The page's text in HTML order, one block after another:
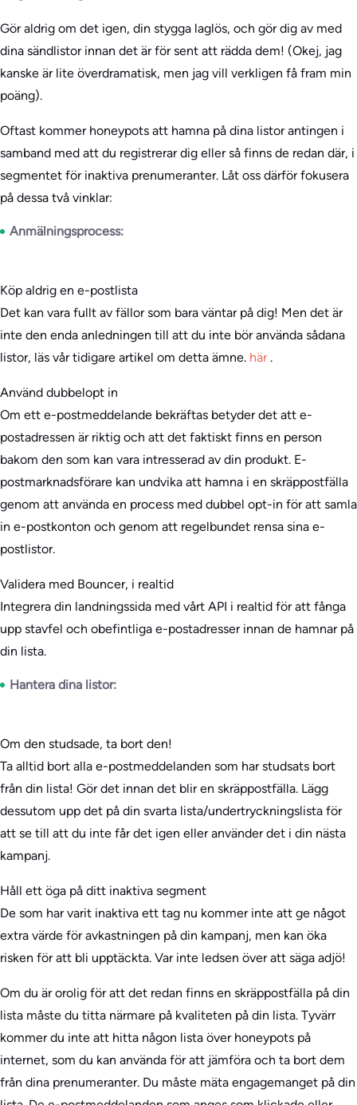
Gör aldrig om det igen, din stygga laglös, och gör dig av med
dina sändlistor innan det är för sent att rädda dem! (Okej, jag
kanske är lite överdramatisk, men jag vill verkligen få fram min
poäng).
Oftast kommer honeypots att hamna på dina listor antingen i
samband med att du registrerar dig eller så finns de redan där, i
segmentet för inaktiva prenumeranter. Låt oss därför fokusera
på dessa två vinklar:
Anmälningsprocess:
Köp aldrig en e-postlista
Det kan vara fullt av fällor som bara väntar på dig! Men det är
inte den enda anledningen till att du inte bör använda sådana
listor, läs vår tidigare artikel om detta ämne. här.
Använd dubbelopt in
Om ett e-postmeddelande bekräftas betyder det att e-
postadressen är riktig och att det faktiskt finns en person
bakom den som kan vara intresserad av din produkt. E-
postmarknadsförare kan undvika att hamna i en skräppostfälla
genom att använda en process med dubbel opt-in för att samla
in e-postkonton och genom att regelbundet rensa sina e-
postlistor.
Validera med Bouncer, i realtid
Integrera din landningssida med vårt API i realtid för att fånga
upp stavfel och obefintliga e-postadresser innan de hamnar på
din lista.
Hantera dina listor:
Om den studsade, ta bort den!
Ta alltid bort alla e-postmeddelanden som har studsats bort
från din lista! Gör det innan det blir en skräppostfälla. Lägg
dessutom upp det på din svarta lista/undertryckningslista för
att se till att du inte får det igen eller använder det i din nästa
kampanj.
Håll ett öga på ditt inaktiva segment
De som har varit inaktiva ett tag nu kommer inte att ge något
extra värde för avkastningen på din kampanj, men kan öka
risken för att bli upptäckta. Var inte ledsen över att säga adjö!
Om du är orolig för att det redan finns en skräppostfälla på din
lista måste du titta närmare på kvaliteten på din lista. Tyvärr
kommer du inte att hitta någon lista över honeypots på
internet, som du kan använda för att jämföra och ta bort dem
från dina prenumeranter. Du måste mäta engagemanget på din